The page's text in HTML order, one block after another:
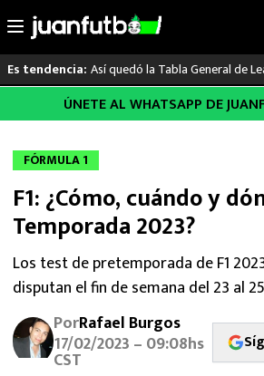
al
Es tendencia: Así quedó la Tabla General de
LO ÚLTIMO
LIGA MX
RAYADOS
PUMAS
ATLANTE
SELECCIÓN MEXICANA
ÚNETE AL WHATSAPP DE
FÓRMULA 1
F1: ¿Cómo, cuándo y
Temporada 2023?
Los test de pretemporada de F1
disputan el fin de semana del 23 al
PorRafael Burgos
17/02/2023 – 09:08hs
CST